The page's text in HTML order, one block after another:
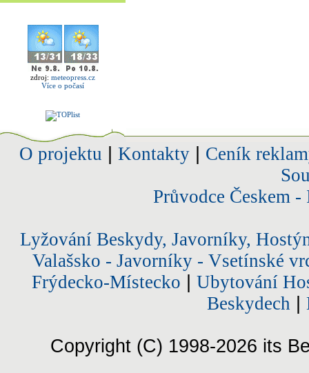
zdroj: meteopress.cz
Více o počasí
O projektu Kontakty| Ceník
Průvodce Českem
Lyžování Beskydy, Javorníky,
Valašsko - Javorníky - Vsetínské
Frýdecko-Místecko
Ubytování
Beskydech
Copyright (C) 1998-2026 its